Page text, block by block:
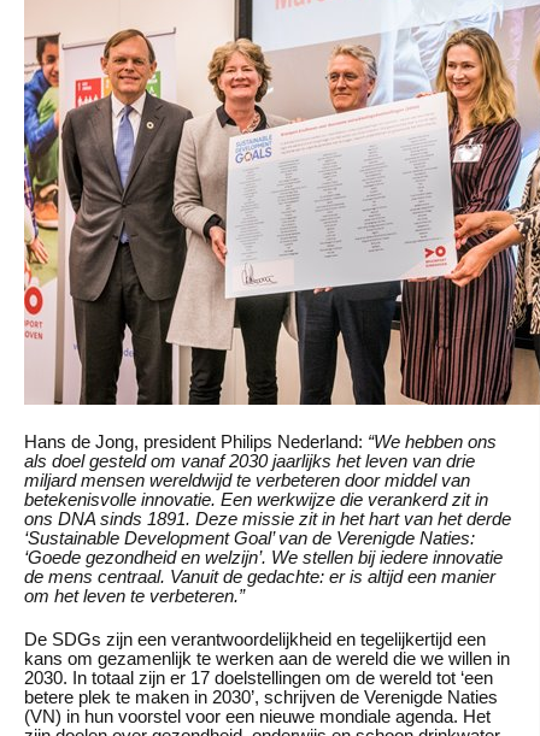
Hans de Jong, president Philips Nederland: “We hebben ons
als doel gesteld om vanaf 2030 jaarlijks het leven van drie
miljard mensen wereldwijd te verbeteren door middel van
betekenisvolle innovatie. Een werkwijze die verankerd zit in
ons DNA sinds 1891. Deze missie zit in het hart van het derde
‘Sustainable Development Goal’ van de Verenigde Naties:
‘Goede gezondheid en welzijn’. We stellen bij iedere innovatie
de mens centraal. Vanuit de gedachte: er is altijd een manier
om het leven te verbeteren.”
De SDGs zijn een verantwoordelijkheid en tegelijkertijd een
kans om gezamenlijk te werken aan de wereld die we willen in
2030. In totaal zijn er 17 doelstellingen om de wereld tot ‘een
betere plek te maken in 2030’, schrijven de Verenigde Naties
(VN) in hun voorstel voor een nieuwe mondiale agenda. Het